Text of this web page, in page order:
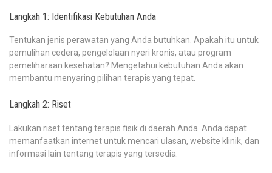
Langkah 1: Identifikasi Kebutuhan Anda
Tentukan jenis perawatan yang Anda butuhkan. Apakah itu untuk
pemulihan cedera, pengelolaan nyeri kronis, atau program
pemeliharaan kesehatan? Mengetahui kebutuhan Anda akan
membantu menyaring pilihan terapis yang tepat.
Langkah 2: Riset
Lakukan riset tentang terapis fisik di daerah Anda. Anda dapat
memanfaatkan internet untuk mencari ulasan, website klinik, dan
informasi lain tentang terapis yang tersedia.